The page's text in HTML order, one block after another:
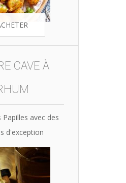
CAVE À
Papilles avec des
d'exception